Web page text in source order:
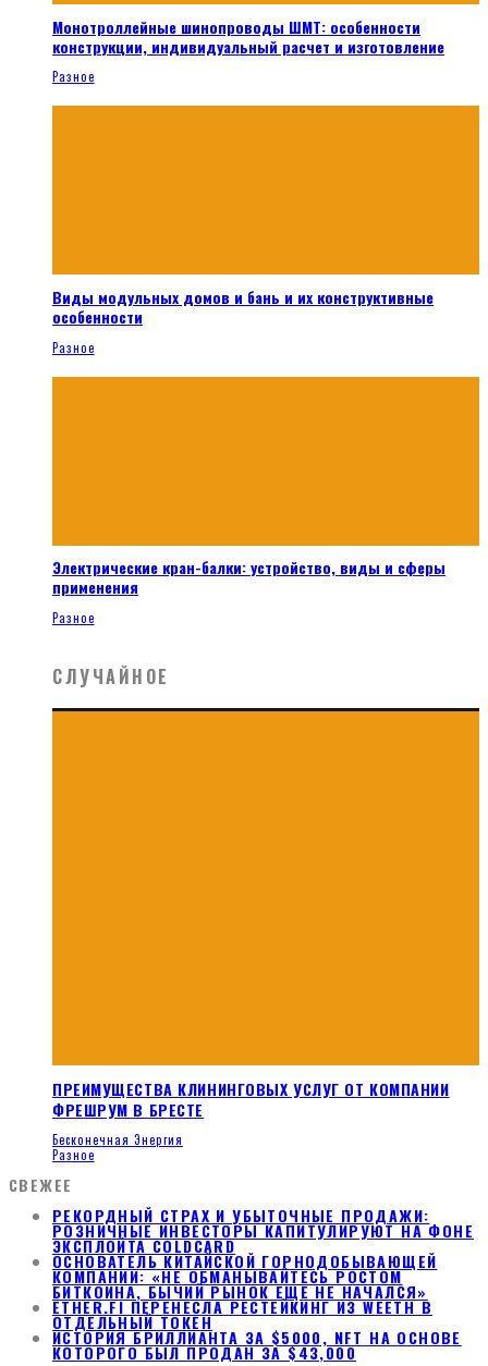
Монотроллейные шинопроводы ШМТ: особенности
конструкции, индивидуальный расчет и изготовление
Разное
Виды модульных домов и бань и их конструктивные
особенности
Разное
Электрические кран-балки: устройство, виды и сферы
применения
Разное
СЛУЧАЙНОЕ
ПРЕИМУЩЕСТВА КЛИНИНГОВЫХ УСЛУГ ОТ КОМПАНИИ
ФРЕШРУМ В БРЕСТЕ
Бесконечная Энергия
Разное
СВЕЖЕЕ
РЕКОРДНЫЙ СТРАХ И УБЫТОЧНЫЕ ПРОДАЖИ:
РОЗНИЧНЫЕ ИНВЕСТОРЫ КАПИТУЛИРУЮТ НА ФОНЕ
ЭКСПЛОЙТА COLDCARD
ОСНОВАТЕЛЬ КИТАЙСКОЙ ГОРНОДОБЫВАЮЩЕЙ
КОМПАНИИ: «НЕ ОБМАНЫВАЙТЕСЬ РОСТОМ
БИТКОИНА, БЫЧИЙ РЫНОК ЕЩЕ НЕ НАЧАЛСЯ»
ETHER.FI ПЕРЕНЕСЛА РЕСТЕЙКИНГ ИЗ WEETH В
ОТДЕЛЬНЫЙ ТОКЕН
ИСТОРИЯ БРИЛЛИАНТА ЗА $5000, NFT НА ОСНОВЕ
КОТОРОГО БЫЛ ПРОДАН ЗА $43,000